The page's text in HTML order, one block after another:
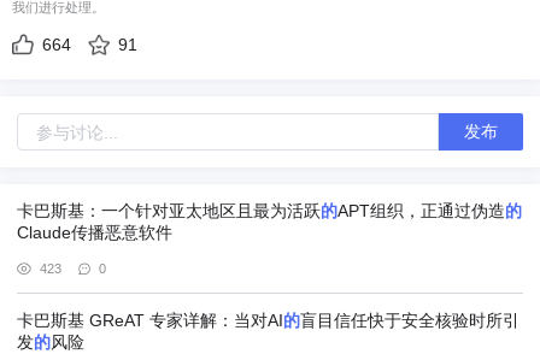
我们进行处理。
664 91
发布
卡巴斯基：一个针对亚太地区且最为活跃的APT组织，正通过伪造的
Claude传播恶意软件
423 0
卡巴斯基 GReAT 专家详解：当对AI的盲目信任快于安全核验时所引
发的风险